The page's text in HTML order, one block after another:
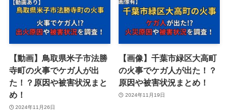
【動画】鳥取県米子市法勝
寺町の火事でケガ人が出
た！？原因や被害状況まと
め！
2024年11月26日
【画像】千葉市緑区大高町
の火事でケガ人が出た！？
原因や被害状況まとめ！
2024年11月19日